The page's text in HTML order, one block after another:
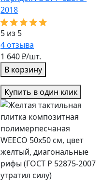
2018
5 из 5
4отзыва
1 640 ₽/шт.
В корзину
Купить в один клик